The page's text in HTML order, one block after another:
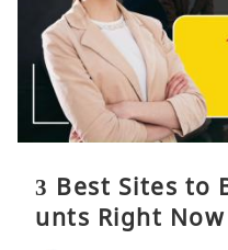
3 Best Sites to
unts Right Now